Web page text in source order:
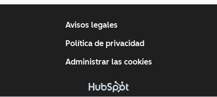
Avisos legales
Política de privacidad
Administrar las cookies